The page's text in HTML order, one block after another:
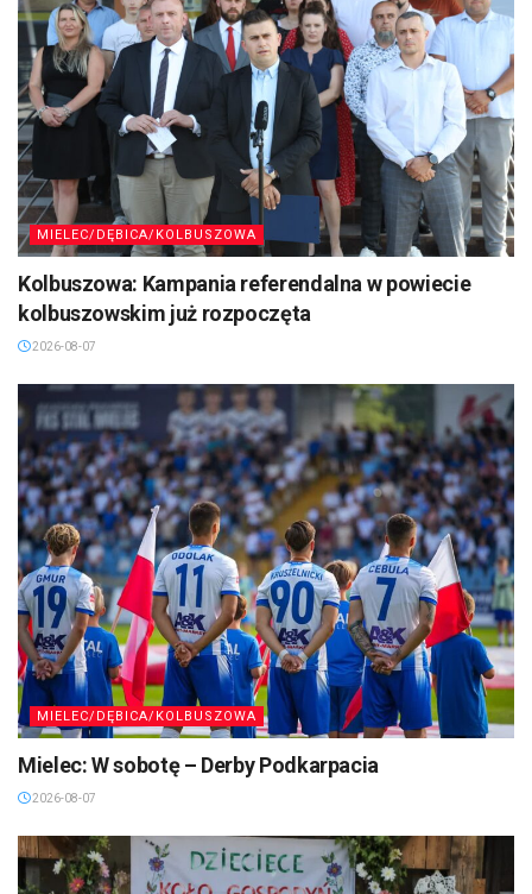
MIELEC/DĘBICA/KOLBUSZOWA
Kolbuszowa: Kampania referendalna w powiecie
kolbuszowskim już rozpoczęta
2026-08-07
MIELEC/DĘBICA/KOLBUSZOWA
Mielec: W sobotę – Derby Podkarpacia
2026-08-07